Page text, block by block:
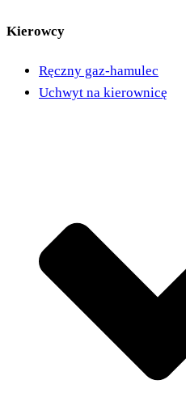
Kierowcy
Ręczny gaz-hamulec
Uchwyt na kierownicę